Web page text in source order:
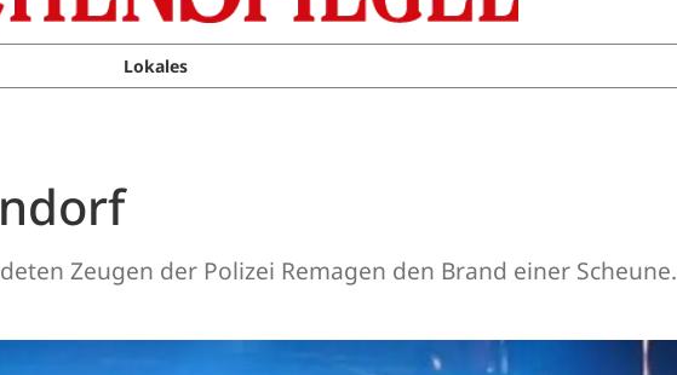
Lokales
Zeugen der Polizei Remagen den Brand einer Scheune.